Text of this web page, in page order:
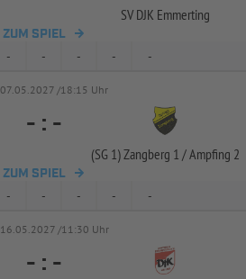
SV DJK Emmerting
ZUM SPIEL
- - - - -
07.05.2027 /18:15 Uhr
- : -
(SG 1) Zangberg 1 /Ampfing 2
ZUM SPIEL
- - - - -
16.05.2027 /11:30 Uhr
- : -